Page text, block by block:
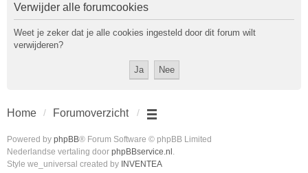
Verwijder alle forumcookies
Weet je zeker dat je alle cookies ingesteld door dit forum wilt
verwijderen?
Home Forumoverzicht
Powered by phpBB® Forum Software © phpBB Limited
Nederlandse vertaling door phpBBservice.nl .
Style we_universal created by INVENTEA